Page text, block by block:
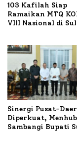
103 Kafilah Siap
Ramaikan MTQ
VIII Nasional di
Sinergi Pusat-
Diperkuat,
Sambangi Bupati